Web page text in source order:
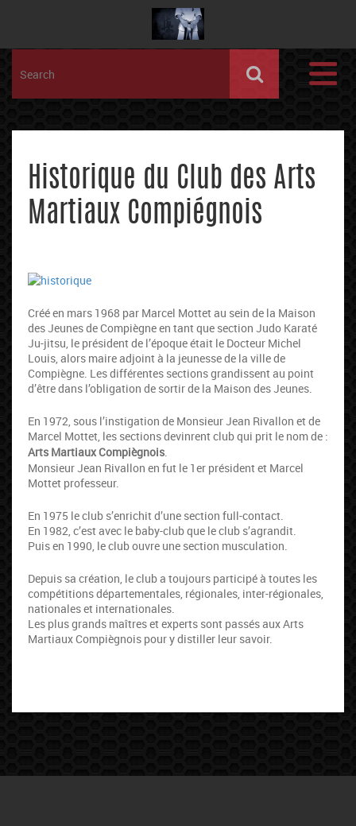
Historique du Club des Arts
Martiaux Compiégnois
Créé en mars 1968 par Marcel Mottet au sein de la Maison
des Jeunes de Compiègne en tant que section Judo Karaté
Ju-jitsu, le président de l’époque était le Docteur Michel
Louis, alors maire adjoint à la jeunesse de la ville de
Compiègne. Les différentes sections grandissent au point
d’être dans l’obligation de sortir de la Maison des Jeunes.
En 1972, sous l’instigation de Monsieur Jean Rivallon et de
Marcel Mottet, les sections devinrent club qui prit le nom de :
Arts Martiaux Compiègnois.
Monsieur Jean Rivallon en fut le 1er président et Marcel
Mottet professeur.
En 1975 le club s’enrichit d’une section full-contact.
En 1982, c’est avec le baby-club que le club s’agrandit.
Puis en 1990, le club ouvre une section musculation.
Depuis sa création, le club a toujours participé à toutes les
compétitions départementales, régionales, inter-régionales,
nationales et internationales.
Les plus grands maîtres et experts sont passés aux Arts
Martiaux Compiègnois pour y distiller leur savoir.